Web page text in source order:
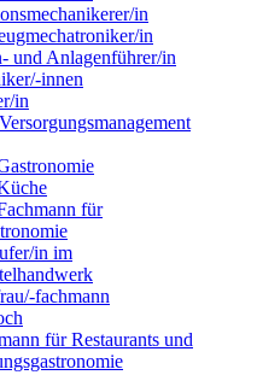
in
in
und Anlagenführer/in
innen
in
für
in im
fachmann
für Restaurants und